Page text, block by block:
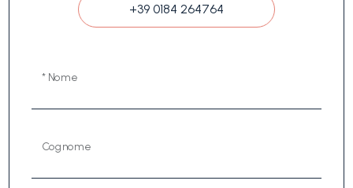
+39 0184 264764
* Nome
Cognome